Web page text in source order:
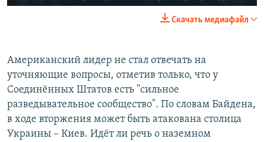
720p 1080p
720p
Скачать медиафайл
Американский лидер не стал отвечать на
уточняющие вопросы, отметив только, что у
Соединённых Штатов есть "сильное
разведывательное сообщество". По словам Байдена,
в ходе вторжения может быть атакована столица
Украины – Киев. Идёт ли речь о наземном